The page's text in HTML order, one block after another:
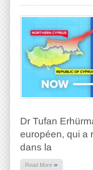
Dr Tufan
européen, qui a
dans la
Read More »